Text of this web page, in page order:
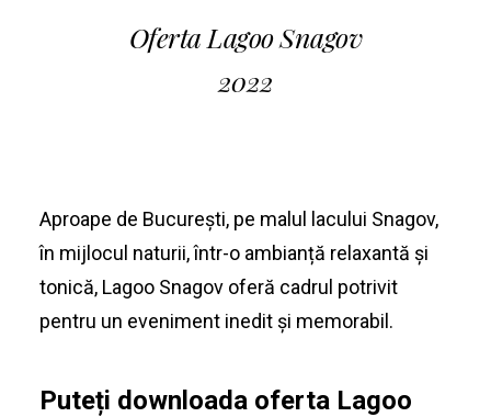
Oferta Lagoo Snagov
2022
Aproape de București, pe malul lacului Snagov,
în mijlocul naturii, într-o ambianță relaxantă și
tonică, Lagoo Snagov oferă cadrul potrivit
pentru un eveniment inedit și memorabil.
Puteți downloada oferta Lagoo